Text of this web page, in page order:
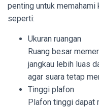
penting untuk
seperti:
Ukuran ruangan
Ruang besar
jangkau lebih luas
agar suara tetap
Tinggi plafon
Plafon tinggi dapat